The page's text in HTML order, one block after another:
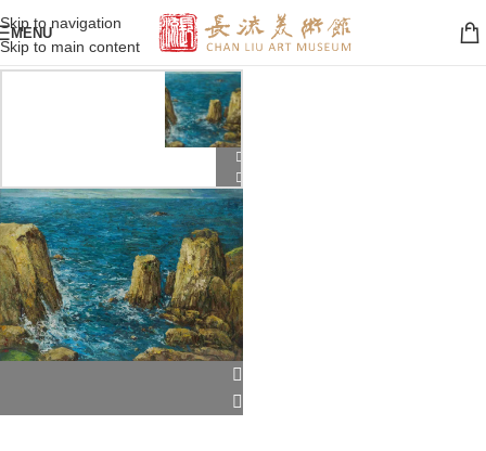
Skip to navigation
Skip to main content
MENU